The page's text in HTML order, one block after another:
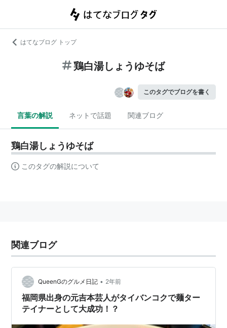
はてなブログ トップ
鶏白湯しょうゆそば
このタグでブログを書く
言葉の解説 ネットで話題 関連ブログ
鶏白湯しょうゆそば
このタグの解説について
関連ブログ
QueenGのグルメ日記 • 2年前
福岡県出身の元吉本芸人がタイバンコクで麺ター
テイナーとして大成功！？